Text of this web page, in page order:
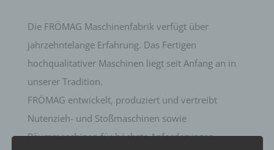
Die FRÖMAG Maschinenfabrik verfügt über
jahrzehntelange Erfahrung. Das Fertigen
hochqualitativer Maschinen liegt seit Anfang an in
unserer Tradition.
FRÖMAG entwickelt, produziert und vertreibt
Nutenzieh- und Stoßmaschinen sowie
Räummaschinen für höchste Anforderungen.